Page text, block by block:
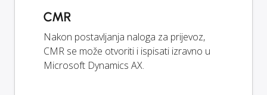
CMR
Nakon postavljanja naloga za prijevoz,
CMR se može otvoriti i ispisati izravno u
Microsoft Dynamics AX.